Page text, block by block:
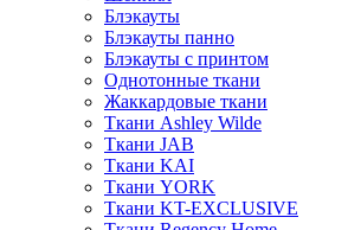
Блэкауты
Блэкауты панно
Блэкауты с принтом
Однотонные ткани
Жаккардовые ткани
Ткани Ashley Wilde
Ткани JAB
Ткани KAI
Ткани YORK
Ткани KT-EXCLUSIVE